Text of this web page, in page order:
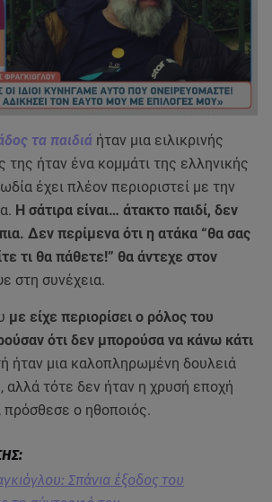
τα παιδιά ήταν μια ειλικρινής
της ήταν ένα κομμάτι της ελληνικής
έχει πλέον περιοριστεί με την
Η σάτιρα είναι… άτακτο παιδί, δεν
Δεν περίμενα ότι η ατάκα “θα σας
τι θα πάθετε!” θα άντεχε στον
στη συνέχεια.
με είχε περιορίσει ο ρόλος του
ότι δεν μπορούσα να κάνω κάτι
ήταν μια καλοπληρωμένη δουλειά
αλλά τότε δεν ήταν η χρυσή εποχή
ο ηθοποιός.
Σπάνια έξοδος του